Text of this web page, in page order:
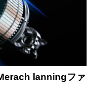
lanningファ